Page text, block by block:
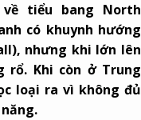
tiểu bang North
có khuynh hướng
nhưng khi lớn lên
rổ. Khi còn ở Trung
loại ra vì không đủ